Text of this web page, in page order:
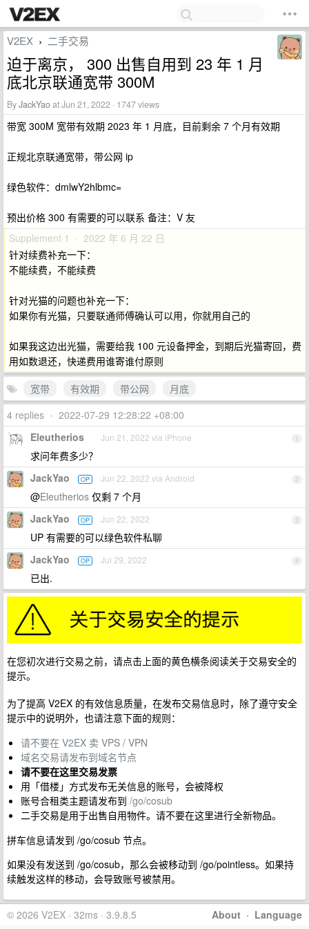
V2EX › 二手交易
迫于离京， 300 出售自用到 23 年 1 月
底北京联通宽带 300M
ByJackYaoat Jun 21, 2022 · 1747 views
带宽 300M 宽带有效期 2023 年 1 月底，目前剩余 7 个月有效期
正规北京联通宽带，带公网 ip
绿色软件：dmlwY2hlbmc=
预出价格 300 有需要的可以联系 备注：V 友
Supplement 1 · 2022 年 6 月 22 日
针对续费补充一下：
不能续费，不能续费
针对光猫的问题也补充一下：
如果你有光猫，只要联通师傅确认可以用，你就用自己的
如果我这边出光猫，需要给我 100 元设备押金，到期后光猫寄回，费
用如数退还，快递费用谁寄谁付原则
宽带
有效期 带公网
月底
4 replies • 2022-07-29 12:28:22 +08:00
1
Eleutherios Jun 21, 2022 via iPhone
求问年费多少？
2
JackYao OP Jun 22, 2022 via Android
@Eleutherios 仅剩 7 个月
3
JackYao OP Jun 22, 2022
UP 有需要的可以绿色软件私聊
4
JackYao OP Jul 29, 2022
已出.
在您初次进行交易之前，请点击上面的黄色横条阅读关于交易安全的
提示。
为了提高 V2EX 的有效信息质量，在发布交易信息时，除了遵守安全
提示中的说明外，也请注意下面的规则：
请不要在 V2EX 卖 VPS / VPN
域名交易请发布到域名节点
请不要在这里交易发票
用「借楼」方式发布无关信息的账号，会被降权
账号合租类主题请发布到 /go/cosub
二手交易是用于出售自用物件。请不要在这里进行全新物品。
拼车信息请发到 /go/cosub 节点。
如果没有发送到 /go/cosub，那么会被移动到 /go/pointless。如果持
续触发这样的移动，会导致账号被禁用。
About · Language
© 2026 V2EX · 32ms · 3.9.8.5